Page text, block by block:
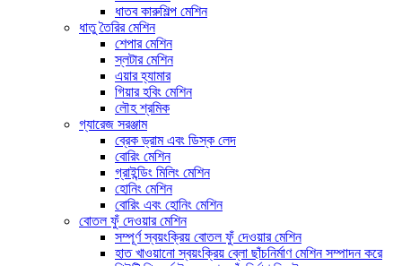
ধাতব কারুশিল্প মেশিন
ধাতু তৈরির মেশিন
শেপার মেশিন
স্লটার মেশিন
এয়ার হ্যামার
গিয়ার হবিং মেশিন
লৌহ শ্রমিক
গ্যারেজ সরঞ্জাম
ব্রেক ড্রাম এবং ডিস্ক লেদ
বোরিং মেশিন
গ্রাইন্ডিং মিলিং মেশিন
হোনিং মেশিন
বোরিং এবং হোনিং মেশিন
বোতল ফুঁ দেওয়ার মেশিন
সম্পূর্ণ স্বয়ংক্রিয় বোতল ফুঁ দেওয়ার মেশিন
হাত খাওয়ানো স্বয়ংক্রিয় ব্লো ছাঁচনির্মাণ মেশিন সম্পাদন করে